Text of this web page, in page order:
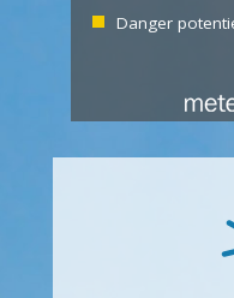
Danger